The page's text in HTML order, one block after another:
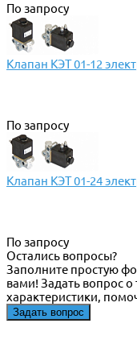
По запросу
Клапан КЭТ 01-12
По запросу
Клапан КЭТ 01-24
По запросу
Остались вопросы?
Заполните простую
вами! Задать вопрос
характеристики,
Задать вопрос